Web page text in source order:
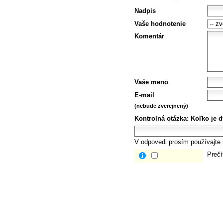
Nadpis
Vaše hodnotenie
Komentár
Vaše meno
E-mail
(nebude zverejnený)
Kontrolná otázka: Koľko je
V odpovedi prosím